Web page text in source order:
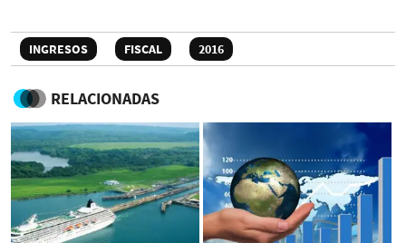
INGRESOS FISCAL 2016
RELACIONADAS